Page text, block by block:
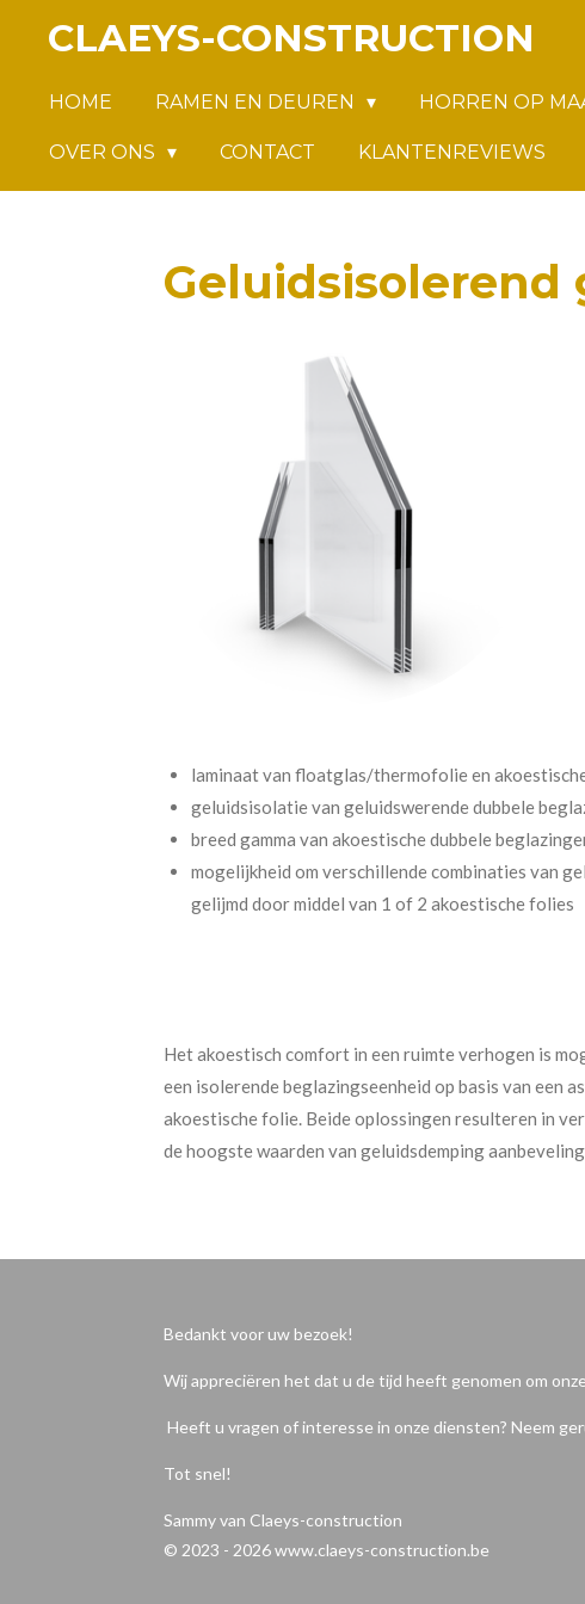
hoofdinhoud
CLAEYS-CONSTRUCTION
HOME RAMEN EN DEUREN HORREN OP
OVER ONS CONTACT KLANTENREVIEWS
Geluidsisolerend
laminaat van floatglas/thermofolie en
geluidsisolatie van geluidswerende dubbele
breed gamma van akoestische dubbele
mogelijkheid om verschillende combinaties van
gelijmd door middel van 1 of 2 akoestische folies
Het akoestisch comfort in een ruimte verhogen is
een isolerende beglazingseenheid op basis van een
akoestische folie. Beide oplossingen resulteren in
de hoogste waarden van geluidsdemping
Bedankt voor uw bezoek!
Wij appreciëren het dat u de tijd heeft genomen om
Heeft u vragen of interesse in onze diensten? Neem
Tot snel!
Sammy van Claeys-construction
© 2023 - 2026 www.claeys-construction.be